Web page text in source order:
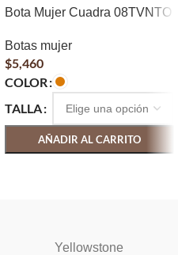
Bota Mujer Cuadra 08TVNTO
Botas mujer
$5,460
COLOR
TALLA
AÑADIR AL CARRITO
Yellowstone